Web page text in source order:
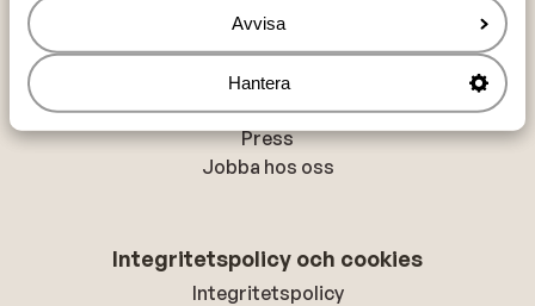
Avvisa
Hantera
Om Sunweb
Om Sunweb
Hållbar semester
Tillgänglighetsdirektiv
Press
Jobba hos oss
Integritetspolicy och cookies
Integritetspolicy